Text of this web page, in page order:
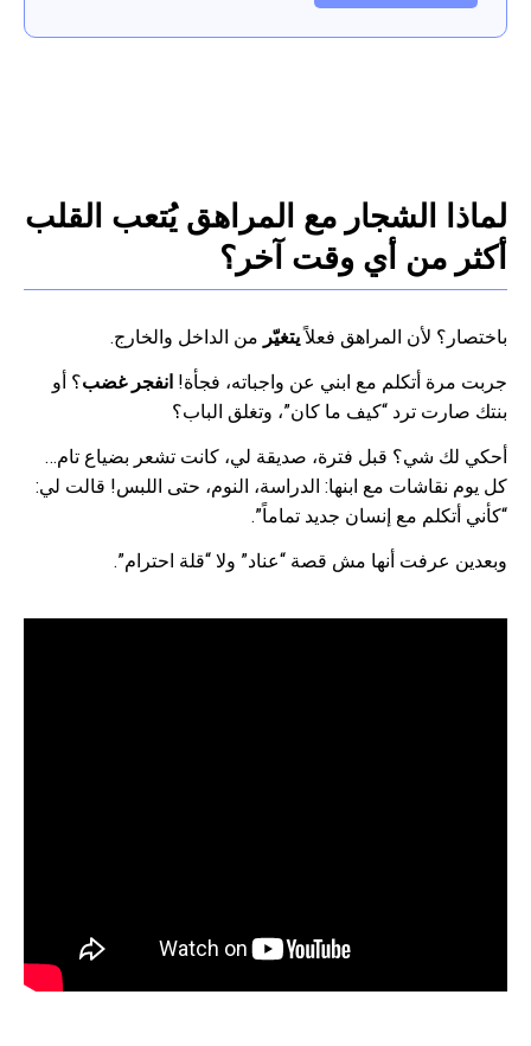
لماذا الشجار مع المراهق يُتعب القلب
أكثر من أي وقت آخر؟
باختصار؟ لأن المراهق فعلاًيتغيّر من الداخل والخارج.
جربت مرة أتكلم مع ابني عن واجباته، فجأة! انفجر غضب؟ أو
بنتك صارت ترد “كيف ما كان”، وتغلق الباب؟
أحكي لك شي؟ قبل فترة، صديقة لي، كانت تشعر بضياع تام…
كل يوم نقاشات مع ابنها: الدراسة، النوم، حتى اللبس! قالت لي:
“كأني أتكلم مع إنسان جديد تماماً”.
وبعدين عرفت أنها مش قصة “عناد” ولا “قلة احترام”.